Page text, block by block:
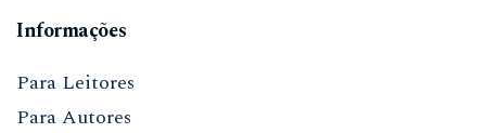
Informações
Para Leitores
Para Autores